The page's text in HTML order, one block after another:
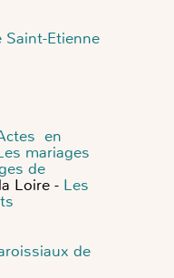
Etienne
en
mariages
de
Loire - Les
de